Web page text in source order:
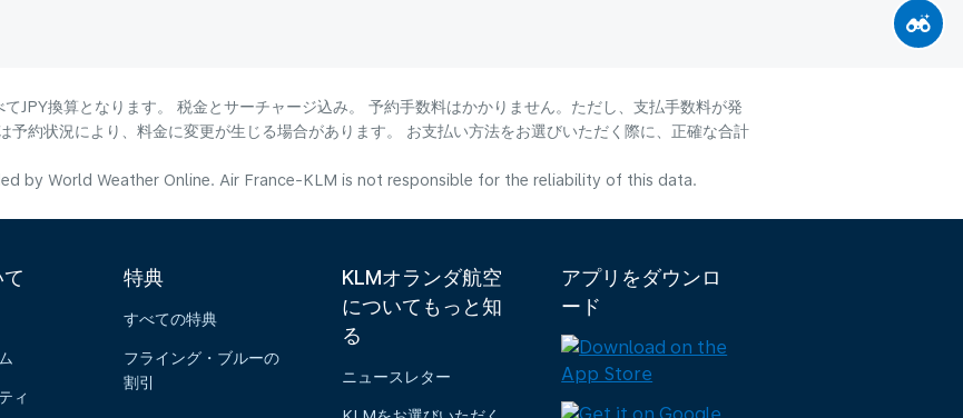
JPY換算となります。 税金とサーチャージ込み。 予約手数料はかかりません。ただし、支払手数料が発
予約状況により、料金に変更が生じる場合があります。 お支払い方法をお選びいただく際に、正確な合計
by World Weather Online. Air France-KLM is not responsible for the reliability of this data.
ィ
特典
すべての特典
フライング・ブルーの
割引
KLMオランダ航空
についてもっと知
る
ニュースレター
アプリをダウンロ
ード